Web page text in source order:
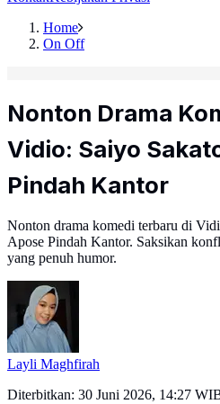
Home
On Off
Nonton Drama
Vidio: Saiyo
Pindah Kantor
Nonton drama komedi terbaru di
Apose Pindah Kantor. Saksikan
yang penuh humor.
Layli Maghfirah
Diterbitkan: 30 Juni 2026, 14:27